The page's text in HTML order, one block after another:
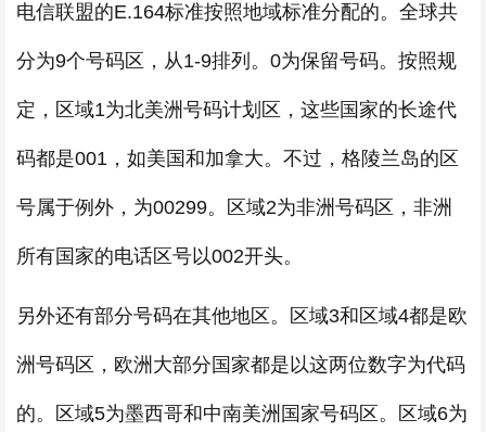
电信联盟的E.164标准按照地域标准分配的。全球共
分为9个号码区，从1-9排列。0为保留号码。按照规
定，区域1为北美洲号码计划区，这些国家的长途代
码都是001，如美国和加拿大。不过，格陵兰岛的区
号属于例外，为00299。区域2为非洲号码区，非洲
所有国家的电话区号以002开头。
另外还有部分号码在其他地区。区域3和区域4都是欧
洲号码区，欧洲大部分国家都是以这两位数字为代码
的。区域5为墨西哥和中南美洲国家号码区。区域6为